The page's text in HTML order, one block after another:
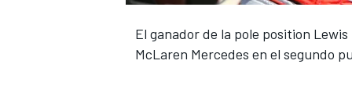
El ganador de la pole position
McLaren Mercedes en el segundo